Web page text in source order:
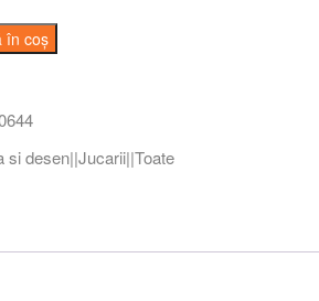
în coș
si desen||Jucarii||Toate